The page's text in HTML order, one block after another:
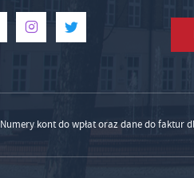
Numery kont do wpłat oraz dane do faktur